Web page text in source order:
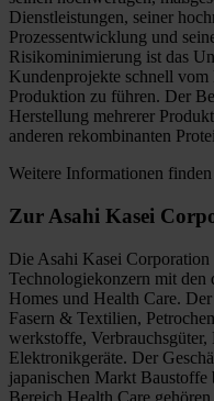
Dienstleistungen, seiner
Prozessentwicklung und
Risikominimierung ist das
Kundenprojekte schnell
Produktion zu führen. Der
Herstellung mehrerer
anderen rekombinanten
Weitere Informationen
Zur Asahi Kasei
Die Asahi Kasei
Technologiekonzern mit den
Homes und Health Care.
Fasern & Textilien,
werkstoffe, Verbrauchsgüter,
Elektronikgeräte. Der
japanischen Markt
Bereich Health Care